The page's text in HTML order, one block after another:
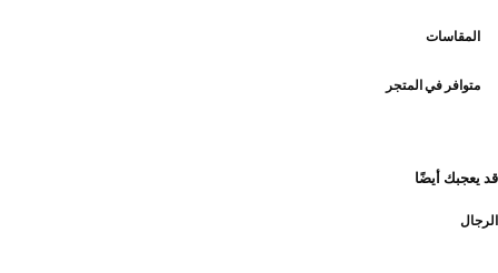
المقاسات
متوافر في المتجر
قد يعجبك أيضًا
الرجال